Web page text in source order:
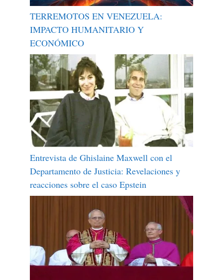
TERREMOTOS EN VENEZUELA:
IMPACTO HUMANITARIO Y
ECONÓMICO
Entrevista de Ghislaine Maxwell con el
Departamento de Justicia: Revelaciones y
reacciones sobre el caso Epstein